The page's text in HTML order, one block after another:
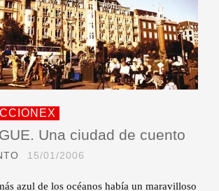
Una ciudad de cuento
15/01/2006
azul de los océanos había un maravilloso